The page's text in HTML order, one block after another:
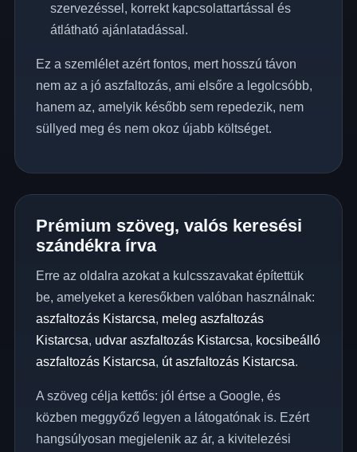
szervezéssel, korrekt kapcsolattartással és
átlátható ajánlatadással.
Ez a szemlélet azért fontos, mert hosszú távon
nem az a jó aszfaltozás, ami elsőre a legolcsóbb,
hanem az, amelyik később sem repedezik, nem
süllyed meg és nem okoz újabb költséget.
Prémium szöveg, valós keresési
szándékra írva
Erre az oldalra azokat a kulcsszavakat építettük
be, amelyeket a keresőkben valóban használnak:
aszfaltozás Kistarcsa, meleg aszfaltozás
Kistarcsa, udvar aszfaltozás Kistarcsa, kocsibeálló
aszfaltozás Kistarcsa, út aszfaltozás Kistarcsa.
A szöveg célja kettős: jól értse a Google, és
közben meggyőző legyen a látogatónak is. Ezért
hangsúlyosan megjelenik az ár, a kivitelezési